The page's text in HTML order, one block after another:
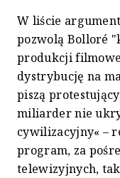
W liście
pozwolą Bolloré
produkcji
dystrybucję na
piszą
miliarder nie
cywilizacyjny« –
program, za
telewizyjnych,